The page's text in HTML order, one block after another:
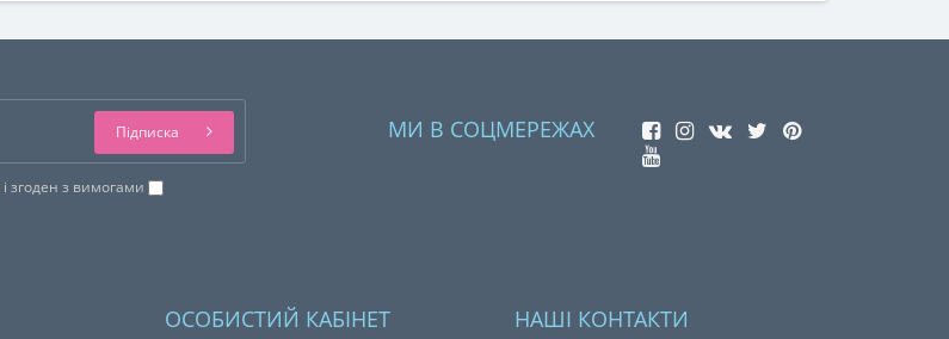
і згоден з вимогами
Підписка МИ В СОЦМЕРЕЖАХ
ОСОБИСТИЙ КАБІНЕТ НАШІ КОНТАКТИ